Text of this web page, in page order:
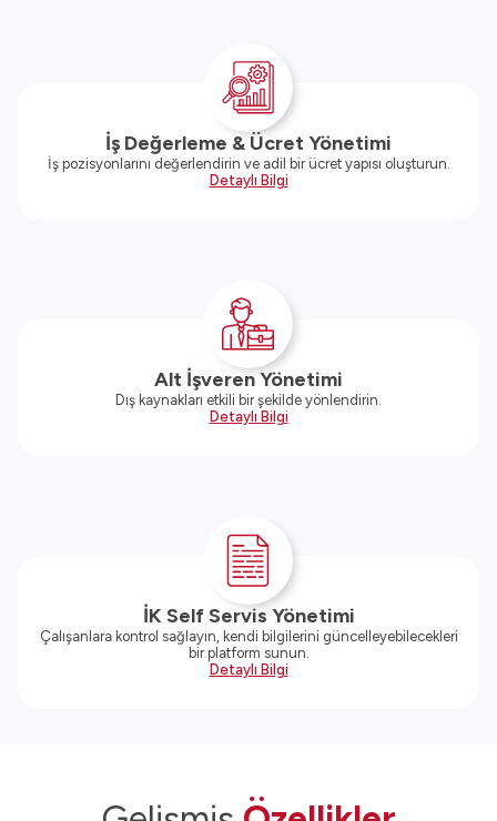
İş Değerleme & Ücret Yönetimi
İş pozisyonlarını değerlendirin ve adil bir ücret yapısı oluşturun.
Detaylı Bilgi
Alt İşveren Yönetimi
Dış kaynakları etkili bir şekilde yönlendirin.
Detaylı Bilgi
İK Self Servis Yönetimi
Çalışanlara kontrol sağlayın, kendi bilgilerini güncelleyebilecekleri
bir platform sunun.
Detaylı Bilgi